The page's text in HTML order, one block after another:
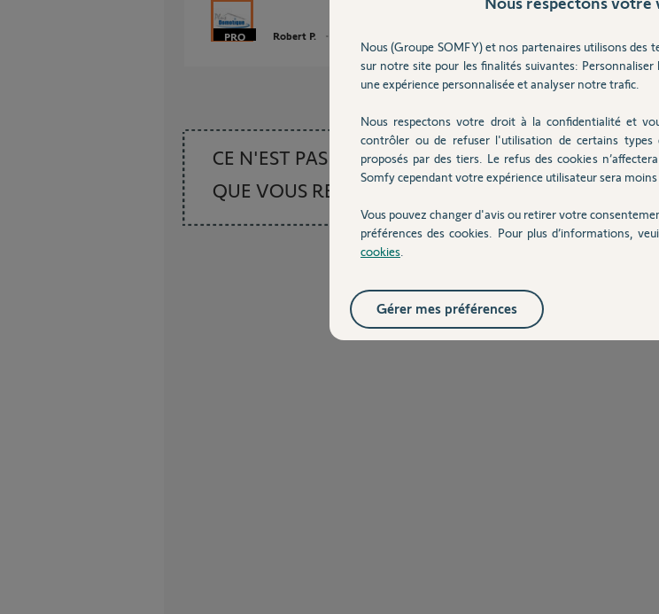
Robert P.
CE N'EST PAS CE
QUE VOUS RECHERCHEZ
Posez votre
Nous (Groupe SOMFY) et nos partenaires utilisons des
sur notre site pour les finalités suivantes:
une expérience personnalisée et analyser notre trafic.
Nous respectons votre droit à la confidentialité et
contrôler ou de refuser l'utilisation de certains types
proposés par des tiers. Le refus des cookies
Somfy cependant votre expérience utilisateur sera moins
Vous pouvez changer d'avis ou retirer votre
préférences des cookies. Pour plus d’informations,
cookies
Gérer mes préférences